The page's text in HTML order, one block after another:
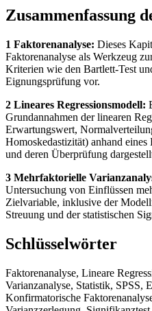
Zusammenfassung
1 Faktorenanalyse: Dieses
Faktorenanalyse als Werkzeug
Kriterien wie den Bartlett-Test
Eignungsprüfung vor.
2 Lineares Regressionsmodell:
Grundannahmen der linearen
Erwartungswert,
Homoskedastizität) anhand
und deren Überprüfung
3 Mehrfaktorielle
Untersuchung von Einflüssen
Zielvariable, inklusive der
Streuung und der statistischen
Schlüsselwörter
Faktorenanalyse, Lineare
Varianzanalyse, Statistik, SPSS,
Konfirmatorische